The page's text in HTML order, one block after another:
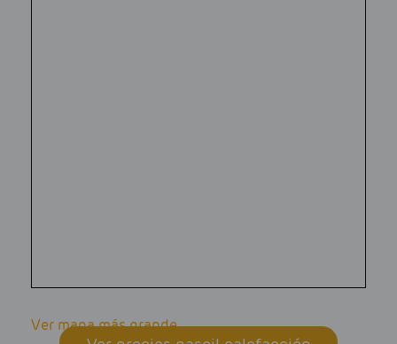
Ver mapa más grande